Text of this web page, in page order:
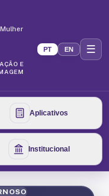
E
PT EN ☰
Aplicativos
Institucional